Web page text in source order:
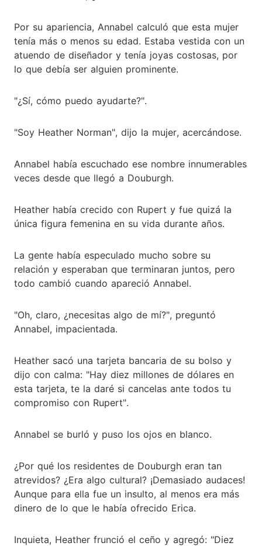
Por su apariencia, Annabel calculó que esta mujer
tenía más o menos su edad. Estaba vestida con un
atuendo de diseñador y tenía joyas costosas, por
lo que debía ser alguien prominente.
"¿Sí, cómo puedo ayudarte?".
"Soy Heather Norman", dijo la mujer, acercándose.
Annabel había escuchado ese nombre innumerables
veces desde que llegó a Douburgh.
Heather había crecido con Rupert y fue quizá la
única figura femenina en su vida durante años.
La gente había especulado mucho sobre su
relación y esperaban que terminaran juntos, pero
todo cambió cuando apareció Annabel.
"Oh, claro, ¿necesitas algo de mí?", preguntó
Annabel, impacientada.
Heather sacó una tarjeta bancaria de su bolso y
dijo con calma: "Hay diez millones de dólares en
esta tarjeta, te la daré si cancelas ante todos tu
compromiso con Rupert".
Annabel se burló y puso los ojos en blanco.
¿Por qué los residentes de Douburgh eran tan
atrevidos? ¿Era algo cultural? ¡Demasiado audaces!
Aunque para ella fue un insulto, al menos era más
dinero de lo que le había ofrecido Erica.
Inquieta, Heather frunció el ceño y agregó: "Diez